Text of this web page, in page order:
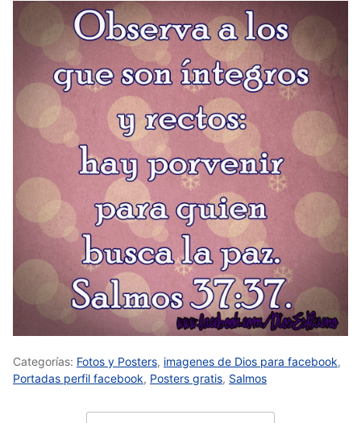
Categorías: Fotos y Posters, imagenes de Dios para facebook,
Portadas perfil facebook, Posters gratis, Salmos